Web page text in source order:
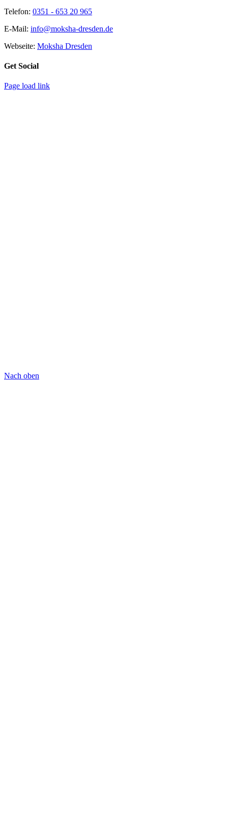
Telefon: 0351 - 653 20 965
E-Mail: info@moksha-dresden.de
Webseite: Moksha Dresden
Get Social
Page load link
Nach oben